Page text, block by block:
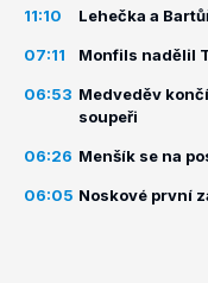
11:10 Lehečka a
07:11 Monfils nadělil
06:53 Medveděv
soupeři
06:26 Menšík se na
06:05 Noskové první